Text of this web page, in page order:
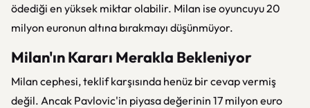
ödediği en yüksek miktar olabilir. Milan ise oyuncuyu 20
milyon euronun altına bırakmayı düşünmüyor.
Milan'ın Kararı Merakla Bekleniyor
Milan cephesi, teklif karşısında henüz bir cevap vermiş
değil. Ancak Pavlovic'in piyasa değerinin 17 milyon euro